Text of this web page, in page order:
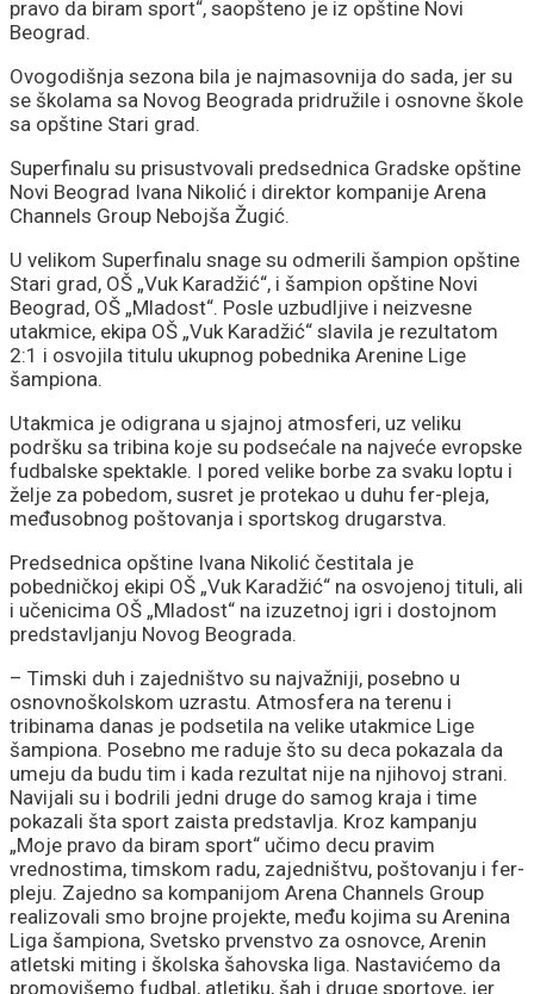
pravo da biram sport“, saopšteno je iz opštine Novi
Beograd.
Ovogodišnja sezona bila je najmasovnija do sada, jer su
se školama sa Novog Beograda pridružile i osnovne škole
sa opštine Stari grad.
Superfinalu su prisustvovali predsednica Gradske opštine
Novi Beograd Ivana Nikolić i direktor kompanije Arena
Channels Group Nebojša Žugić.
U velikom Superfinalu snage su odmerili šampion opštine
Stari grad, OŠ „Vuk Karadžić“, i šampion opštine Novi
Beograd, OŠ „Mladost“. Posle uzbudljive i neizvesne
utakmice, ekipa OŠ „Vuk Karadžić“ slavila je rezultatom
2:1 i osvojila titulu ukupnog pobednika Arenine Lige
šampiona.
Utakmica je odigrana u sjajnoj atmosferi, uz veliku
podršku sa tribina koje su podsećale na najveće evropske
fudbalske spektakle. I pored velike borbe za svaku loptu i
želje za pobedom, susret je protekao u duhu fer-pleja,
međusobnog poštovanja i sportskog drugarstva.
Predsednica opštine Ivana Nikolić čestitala je
pobedničkoj ekipi OŠ „Vuk Karadžić“ na osvojenoj tituli, ali
i učenicima OŠ „Mladost“ na izuzetnoj igri i dostojnom
predstavljanju Novog Beograda.
– Timski duh i zajedništvo su najvažniji, posebno u
osnovnoškolskom uzrastu. Atmosfera na terenu i
tribinama danas je podsetila na velike utakmice Lige
šampiona. Posebno me raduje što su deca pokazala da
umeju da budu tim i kada rezultat nije na njihovoj strani.
Navijali su i bodrili jedni druge do samog kraja i time
pokazali šta sport zaista predstavlja. Kroz kampanju
„Moje pravo da biram sport“ učimo decu pravim
vrednostima, timskom radu, zajedništvu, poštovanju i fer-
pleju. Zajedno sa kompanijom Arena Channels Group
realizovali smo brojne projekte, među kojima su Arenina
Liga šampiona, Svetsko prvenstvo za osnovce, Arenin
atletski miting i školska šahovska liga. Nastavićemo da
promovišemo fudbal, atletiku, šah i druge sportove, jer